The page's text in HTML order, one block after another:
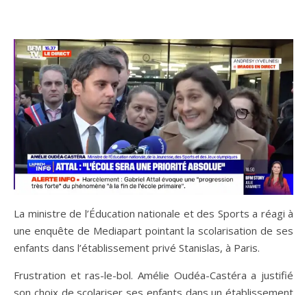
La ministre de l’Éducation nationale et des Sports a réagi à
une enquête de Mediapart pointant la scolarisation de ses
enfants dans l’établissement privé Stanislas, à Paris.
Frustration et ras-le-bol. Amélie Oudéa-Castéra a justifié
son choix de scolariser ses enfants dans un établissement